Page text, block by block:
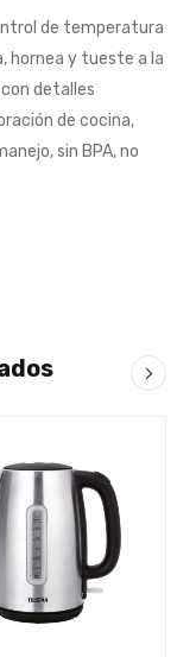
de temperatura
hornea y tueste a la
detalles
de cocina,
sin BPA, no